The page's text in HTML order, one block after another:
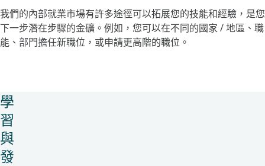
​我們的內部就業市場有許多途徑可以拓展您的技能和經驗，是您
下一步潛在步驟的金礦。例如，您可以在不同的國家 / 地區、職
能、部門擔任新職位，或申請更高階的職位。
學
習
與
發